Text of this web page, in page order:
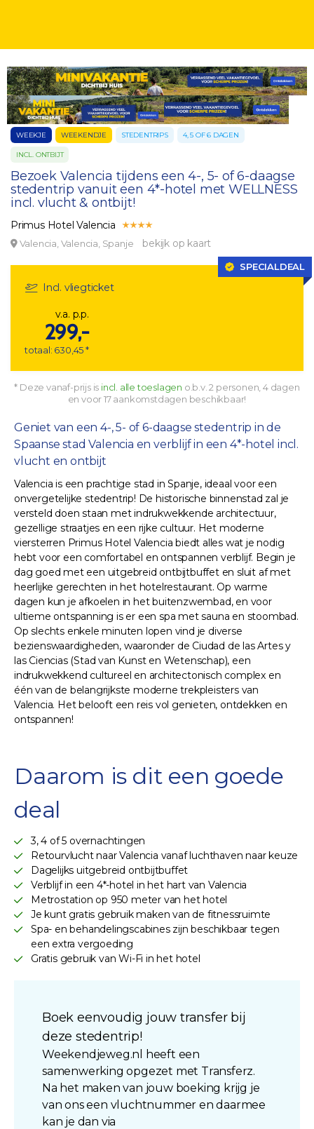
WEEKJE WEEKENDJE STEDENTRIPS 4, 5 OF 6 DAGEN
INCL. ONTBIJT
Bezoek Valencia tijdens een 4-, 5- of 6-daagse
stedentrip vanuit een 4*-hotel met WELLNESS
incl. vlucht & ontbijt!
Primus Hotel Valencia
Valencia, Valencia, Spanje bekijk op kaart
SPECIALDEAL
Incl. vliegticket
v.a. p.p.
299,-
totaal: 630,45 *
* Deze vanaf-prijs is incl. alle toeslagen o.b.v. 2 personen, 4 dagen
en voor 17 aankomstdagen beschikbaar!
Geniet van een 4-, 5- of 6-daagse stedentrip in de
Spaanse stad Valencia en verblijf in een 4*-hotel incl.
vlucht en ontbijt
Valencia is een prachtige stad in Spanje, ideaal voor een
onvergetelijke stedentrip! De historische binnenstad zal je
versteld doen staan met indrukwekkende architectuur,
gezellige straatjes en een rijke cultuur. Het moderne
viersterren Primus Hotel Valencia biedt alles wat je nodig
hebt voor een comfortabel en ontspannen verblijf. Begin je
dag goed met een uitgebreid ontbijtbuffet en sluit af met
heerlijke gerechten in het hotelrestaurant. Op warme
dagen kun je afkoelen in het buitenzwembad, en voor
ultieme ontspanning is er een spa met sauna en stoombad.
Op slechts enkele minuten lopen vind je diverse
bezienswaardigheden, waaronder de Ciudad de las Artes y
las Ciencias (Stad van Kunst en Wetenschap), een
indrukwekkend cultureel en architectonisch complex en
één van de belangrijkste moderne trekpleisters van
Valencia. Het belooft een reis vol genieten, ontdekken en
ontspannen!
Daarom is dit een goede
deal
3, 4 of 5 overnachtingen
Retourvlucht naar Valencia vanaf luchthaven naar keuze
Dagelijks uitgebreid ontbijtbuffet
Verblijf in een 4*-hotel in het hart van Valencia
Metrostation op 950 meter van het hotel
Je kunt gratis gebruik maken van de fitnessruimte
Spa- en behandelingscabines zijn beschikbaar tegen
een extra vergoeding
Gratis gebruik van Wi-Fi in het hotel
Boek eenvoudig jouw transfer bij
deze stedentrip!
Weekendjeweg.nl heeft een
samenwerking opgezet met Transferz.
Na het maken van jouw boeking krijg je
van ons een vluchtnummer en daarmee
kan je dan via